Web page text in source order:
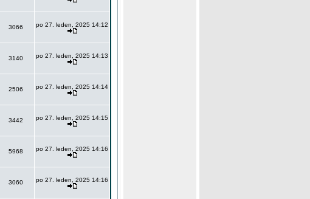
3066 po 27. leden, 2025 14:12
3140 po 27. leden, 2025 14:13
2506 po 27. leden, 2025 14:14
3442 po 27. leden, 2025 14:15
5968 po 27. leden, 2025 14:16
3060 po 27. leden, 2025 14:16